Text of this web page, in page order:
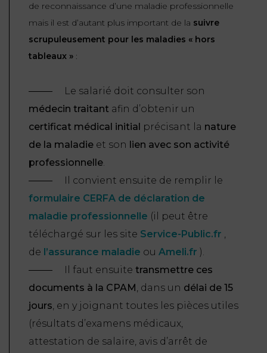
de reconnaissance d’une maladie professionnelle
mais il est d’autant plus important de la suivre
scrupuleusement pour les maladies « hors
tableaux » :
Le salarié doit consulter son
médecin traitant afin d’obtenir un
certificat médical initial précisant la nature
de la maladie et son lien avec son activité
professionnelle.
Il convient ensuite de remplir le
formulaire CERFA de déclaration de
maladie professionnelle (il peut être
téléchargé sur les site Service-Public.fr ,
de l’assurance maladie ou Ameli.fr ).
Il faut ensuite transmettre ces
documents à la CPAM, dans un délai de 15
jours, en y joignant toutes les pièces utiles
(résultats d’examens médicaux,
attestation de salaire, avis d’arrêt de